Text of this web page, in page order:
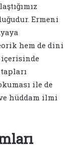
Ermeni
hem de dini
ile de
hüddam ilmi